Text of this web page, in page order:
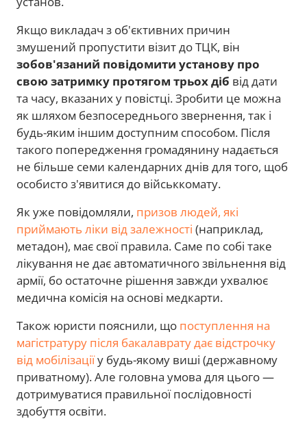
Якщо викладач з об'єктивних причин
змушений пропустити візит до ТЦК, він
зобов'язаний повідомити установу про
свою затримку протягом трьох діб від дати
та часу, вказаних у повістці. Зробити це можна
як шляхом безпосереднього звернення, так і
будь-яким іншим доступним способом. Після
такого попередження громадянину надається
не більше семи календарних днів для того, щоб
особисто з'явитися до військкомату.
Як уже повідомляли, призов людей, які
приймають ліки від залежності (наприклад,
метадон), має свої правила. Саме по собі таке
лікування не дає автоматичного звільнення від
армії, бо остаточне рішення завжди ухвалює
медична комісія на основі медкарти.
Також юристи пояснили, що поступлення на
магістратуру після бакалаврату дає відстрочку
від мобілізаціїу будь-якому виші (державному
приватному). Але головна умова для цього —
дотримуватися правильної послідовності
здобуття освіти.